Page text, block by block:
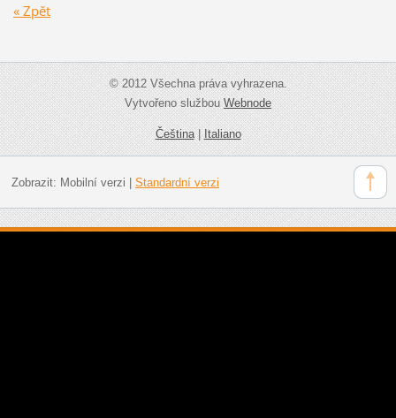
« Zpět
© 2012 Všechna práva vyhrazena.
Vytvořeno službouWebnode
Čeština|Italiano
Zobrazit: Mobilní verzi Standardní verzi